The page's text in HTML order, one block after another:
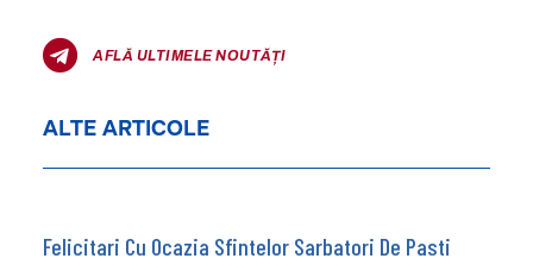
AFLĂ ULTIMELE NOUTĂȚI
ALTE ARTICOLE
Felicitari Cu Ocazia Sfintelor Sarbatori De Pasti